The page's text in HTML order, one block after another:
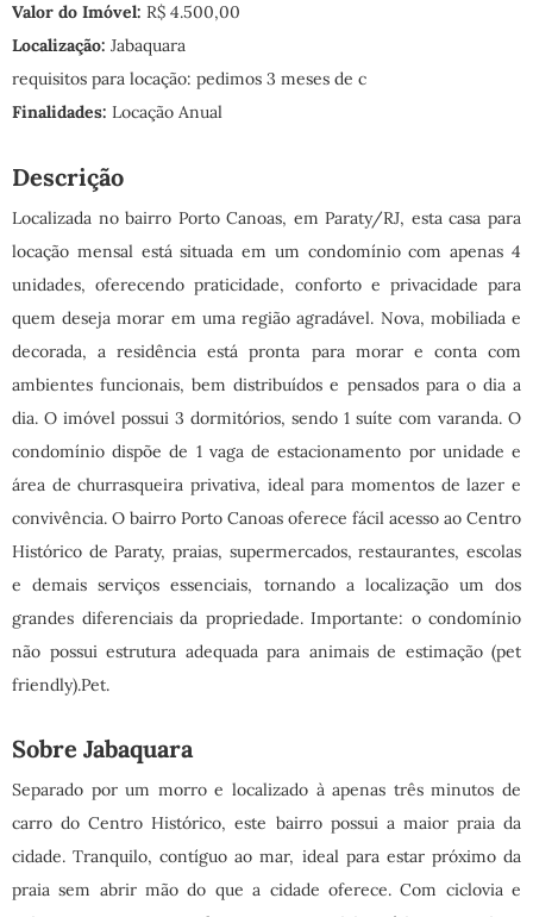
Valor do Imóvel: R$ 4.500,00
Localização: Jabaquara
requisitos para locação: pedimos 3 meses de c
Finalidades: Locação Anual
Descrição
Localizada no bairro Porto Canoas, em Paraty/RJ, esta casa para
locação mensal está situada em um condomínio com apenas 4
unidades, oferecendo praticidade, conforto e privacidade para
quem deseja morar em uma região agradável. Nova, mobiliada e
decorada, a residência está pronta para morar e conta com
ambientes funcionais, bem distribuídos e pensados para o dia a
dia. O imóvel possui 3 dormitórios, sendo 1 suíte com varanda. O
condomínio dispõe de 1 vaga de estacionamento por unidade e
área de churrasqueira privativa, ideal para momentos de lazer e
convivência. O bairro Porto Canoas oferece fácil acesso ao Centro
Histórico de Paraty, praias, supermercados, restaurantes, escolas
e demais serviços essenciais, tornando a localização um dos
grandes diferenciais da propriedade. Importante: o condomínio
não possui estrutura adequada para animais de estimação (pet
friendly).Pet.
Sobre Jabaquara
Separado por um morro e localizado à apenas três minutos de
carro do Centro Histórico, este bairro possui a maior praia da
cidade. Tranquilo, contíguo ao mar, ideal para estar próximo da
praia sem abrir mão do que a cidade oferece. Com ciclovia e